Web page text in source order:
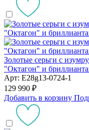
Золотые серьги с
"Октагон" и
Арт: E28g13-0724-1
129 990 ₽
Добавить в корзину